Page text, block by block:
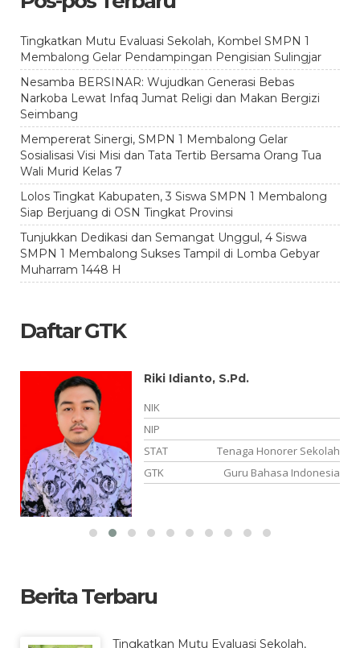
Tingkatkan Mutu Evaluasi Sekolah, Kombel SMPN 1
Membalong Gelar Pendampingan Pengisian Sulingjar
Nesamba BERSINAR: Wujudkan Generasi Bebas
Narkoba Lewat Infaq Jumat Religi dan Makan Bergizi
Seimbang
Mempererat Sinergi, SMPN 1 Membalong Gelar
Sosialisasi Visi Misi dan Tata Tertib Bersama Orang Tua
Wali Murid Kelas 7
Lolos Tingkat Kabupaten, 3 Siswa SMPN 1 Membalong
Siap Berjuang di OSN Tingkat Provinsi
Tunjukkan Dedikasi dan Semangat Unggul, 4 Siswa
SMPN 1 Membalong Sukses Tampil di Lomba Gebyar
Muharram 1448 H
Daftar GTK
Riki Idianto, S.Pd.
NIK
NIP
STAT
Tenaga Honorer Sekolah
GTK
Guru Bahasa Indonesia
Berita Terbaru
Tingkatkan Mutu Evaluasi Sekolah,